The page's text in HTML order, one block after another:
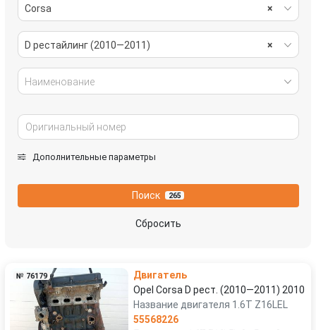
топливная система тормозная система
трансмиссия
×
Corsa
×
D рестайлинг (2010—2011)
Наименование
Дополнительные параметры
Поиск 265
Сбросить
№ 76179
Двигатель
Opel Corsa D рест. (2010—2011) 2010
Название двигателя 1.6T Z16LEL
55568226